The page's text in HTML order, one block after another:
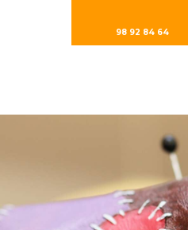
98 92 84 64